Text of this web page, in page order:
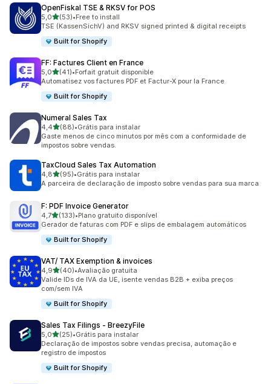
OpenFiskal TSE & RKSV for POS
5,0de 5 estrelas
(53)
53 avaliações ao todo
•Free to install
TSE (KassenSichV) and RKSV signed printed & digital receipts
Built for Shopify
FF: Factures Client en France
5,0de 5 estrelas
(41)
41 avaliações ao todo
•Forfait gratuit disponible
Automatisez vos factures PDF et Factur-X pour la France
Built for Shopify
Numeral Sales Tax
4,4de 5 estrelas
(88)
88 avaliações ao todo
•Grátis para instalar
Gaste menos de cinco minutos por mês com a conformidade de
impostos sobre vendas.
TaxCloud Sales Tax Automation
4,8de 5 estrelas
(95)
95 avaliações ao todo
•Grátis para instalar
A parceira de declaração de imposto sobre vendas para sua marca
F: PDF Invoice Generator
4,7de 5 estrelas
(133)
133 avaliações ao todo
•Plano gratuito disponível
Gerador de faturas com PDF e slips de embalagem automáticos
Built for Shopify
VAT/ TAX Exemption & invoices
4,9de 5 estrelas
(40)
40 avaliações ao todo
•Avaliação gratuita
Valide IDs de IVA da UE, isente vendas B2B + exiba preços
com/sem IVA
Built for Shopify
Sales Tax Filings ‑ BreezyFile
5,0de 5 estrelas
(25)
25 avaliações ao todo
•Grátis para instalar
Declaração de impostos sobre vendas precisa, automação e
registro de impostos
Built for Shopify